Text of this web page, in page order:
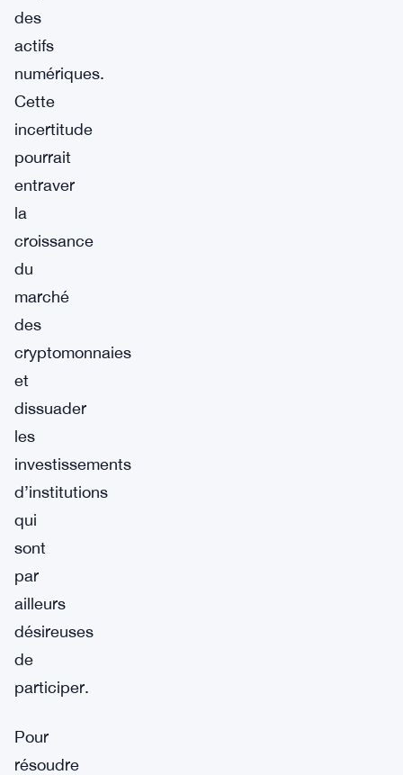
des
actifs
numériques.
Cette
incertitude
pourrait
entraver
la
croissance
du
marché
des
cryptomonnaies
et
dissuader
les
investissements
d’institutions
qui
sont
par
ailleurs
désireuses
de
participer.
Pour
résoudre